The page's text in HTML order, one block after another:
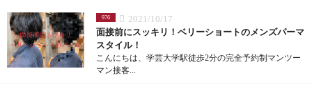
976
2021/10/17
面接前にスッキリ！ベリーショートのメンズパーマ
スタイル！
こんにちは、学芸大学駅徒歩2分の完全予約制マンツー
マン接客...